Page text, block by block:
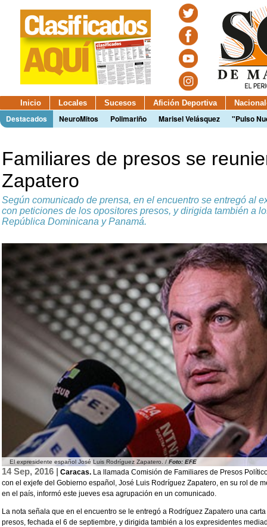
Inicio Locales Sucesos Afición Deportiva
Destacados NeuroMitos Polimariño Marisel Velásquez "Pulso
Familiares de presos se
Zapatero
Según comunicado de prensa, en el encuentro se entregó al
con peticiones de los opositores presos, y dirigida también a
República Dominicana y Panamá.
El expresidente español José Luis Rodríguez Zapatero. / Foto: EFE
14 Sep, 2016 | Caracas. La llamada Comisión de Familiares de Presos
con el exjefe del Gobierno español, José Luis Rodríguez Zapatero, en su rol de
en el país, informó este jueves esa agrupación en un comunicado.
La nota señala que en el encuentro se le entregó a Rodríguez Zapatero una
presos, fechada el 6 de septiembre, y dirigida también a los expresidentes